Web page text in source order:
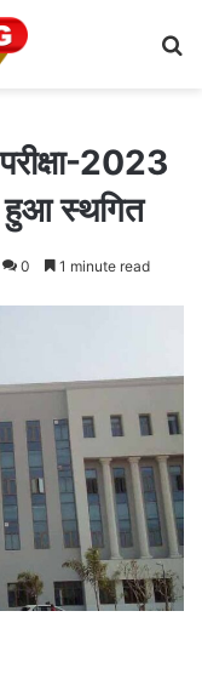
2023
हुआ स्थगित
0 1 minute read